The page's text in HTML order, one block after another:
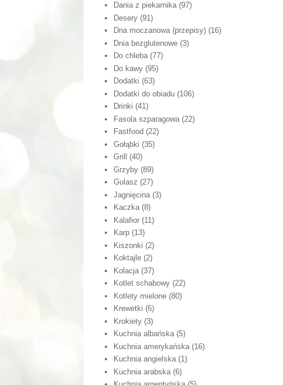
Dania z piekarnika (97)
Desery (91)
Dna moczanowa (przepisy) (16)
Dnia bezglutenowe (3)
Do chleba (77)
Do kawy (95)
Dodatki (63)
Dodatki do obiadu (106)
Drinki (41)
Fasola szparagowa (22)
Fastfood (22)
Gołąbki (35)
Grill
(40)
Grzyby (89)
Gulasz (27)
Jagnięcina (3)
Kaczka (8)
Kalafior (11)
Karp (13)
Kiszonki (2)
Koktajle (2)
Kolacja (37)
Kotlet schabowy (22)
Kotlety mielone (80)
Krewetki (6)
Krokiety (3)
Kuchnia albańska (5)
Kuchnia amerykańska (16)
Kuchnia angielska (1)
Kuchnia arabska (6)